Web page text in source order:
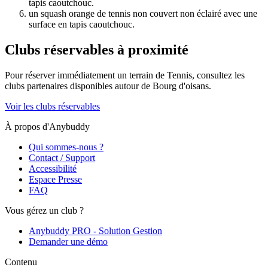
tapis caoutchouc.
un squash orange de tennis non couvert non éclairé avec une
surface en tapis caoutchouc.
Clubs réservables à proximité
Pour réserver immédiatement un terrain de Tennis, consultez les
clubs partenaires disponibles autour de Bourg d'oisans.
Voir les clubs réservables
À propos d'Anybuddy
Qui sommes-nous ?
Contact / Support
Accessibilité
Espace Presse
FAQ
Vous gérez un club ?
Anybuddy PRO - Solution Gestion
Demander une démo
Contenu